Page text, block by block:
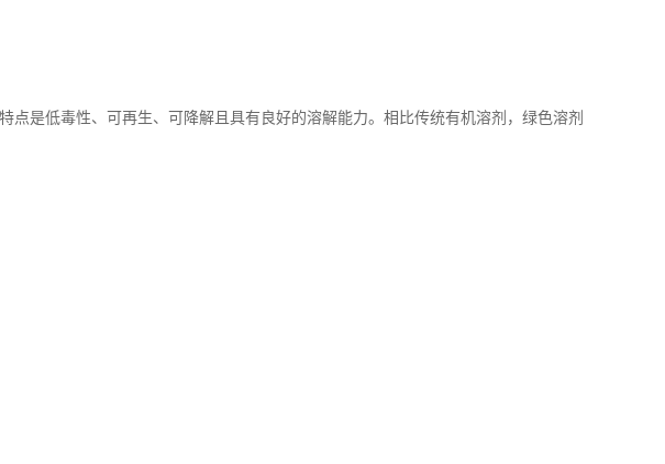
是低毒性、可再生、可降解且具有良好的溶解能力。相比传统有机溶剂，绿色溶剂